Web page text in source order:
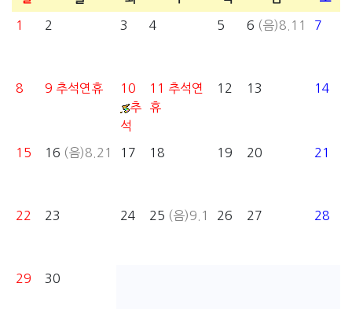
1 2 3 4 5 6 (음)8.11 7
8 9 추석연휴
10
추
석
11
추석연
휴
12 13 14
15 16 (음)8.21 17 18 19 20 21
22 23 24 25 (음)9.1 26 27 28
29 30